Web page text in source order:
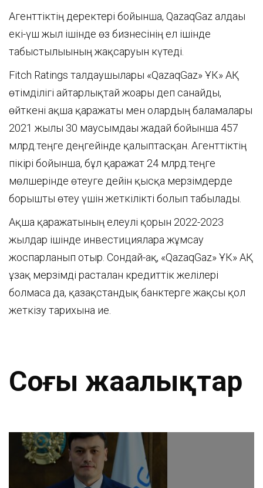
Агенттіктің деректері бойынша, QazaqGaz алдағы
екі-үш жыл ішінде өз бизнесінің ел ішінде
табыстылығының жақсаруын күтеді.
Fitch Ratings талдаушылары «QazaqGaz» ҰК» АҚ
өтімділігі айтарлықтай жоғары деп санайды,
өйткені ақша қаражаты мен олардың баламалары
2021 жылғы 30 маусымдағы жағдай бойынша 457
млрд.теңге деңгейінде қалыптасқан. Агенттіктің
пікірі бойынша, бұл қаражат 24 млрд.теңге
мөлшерінде өтеуге дейін қысқа мерзімдерде
борышты өтеу үшін жеткілікті болып табылады.
Ақша қаражатының елеулі қорын 2022-2023
жылдар ішінде инвестицияларға жұмсау
жоспарланып отыр. Сондай-ақ, «QazaqGaz» ҰК» АҚ
ұзақ мерзімді расталған кредиттік желілері
болмаса да, қазақстандық банктерге жақсы қол
жеткізу тарихына ие.
Соңғы жаңалықтар